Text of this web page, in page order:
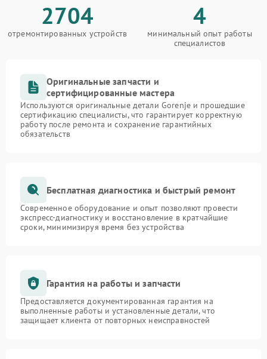
2704
отремонтированных устройств
4
минимальный опыт работы
специалистов
Оригинальные запчасти и
сертифицированные мастера
Используются оригинальные детали Gorenje и прошедшие
сертификацию специалисты, что гарантирует корректную
работу после ремонта и сохранение гарантийных
обязательств
Бесплатная диагностика и быстрый ремонт
Современное оборудование и опыт позволяют провести
экспресс-диагностику и восстановление в кратчайшие
сроки, минимизируя время без устройства
Гарантия на работы и запчасти
Предоставляется документированная гарантия на
выполненные работы и установленные детали, что
защищает клиента от повторных неисправностей